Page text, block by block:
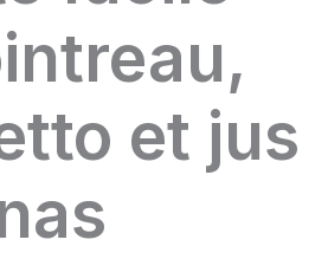
et jus